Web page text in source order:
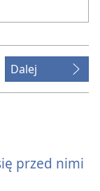
Dalej
przed nimi